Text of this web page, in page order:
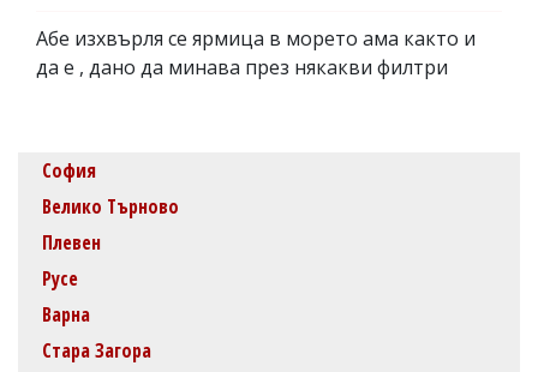
Абе изхвърля се ярмица в морето ама както и
да е , дано да минава през някакви филтри
София
Велико Търново
Плевен
Русе
Варна
Стара Загора